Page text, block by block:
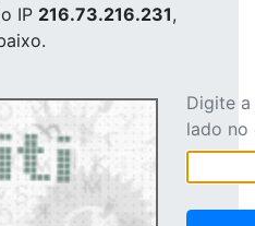
IP 216.73.216.231,
Digite
lado no